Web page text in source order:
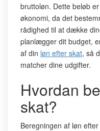
bruttoløn. Dette beløb
økonomi, da det
rådighed til at dække
planlægger dit budget,
af din løn efter skat, så
matcher dine udgifter.
Hvordan
skat?
Beregningen af løn